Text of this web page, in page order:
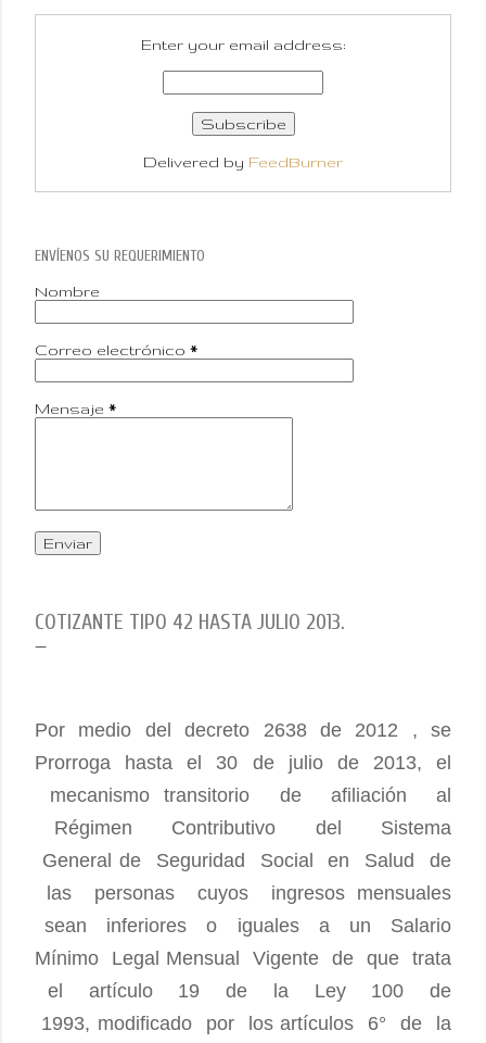
Enter your email address:
Delivered by FeedBurner
ENVÍENOS SU REQUERIMIENTO
Nombre
Correo electrónico *
Mensaje *
COTIZANTE TIPO 42 HASTA JULIO 2013.
Por medio del decreto 2638 de 2012 , se
Prorroga hasta el 30 de julio de 2013, el
mecanismotransitorio de afiliación al
Régimen Contributivo del Sistema
General de Seguridad Social en Salud de
las personas cuyos ingresos mensuales
sean inferiores o iguales a un Salario
Mínimo Legal Mensual Vigente de que trata
el artículo 19 de la Ley 100 de
1993, modificado por los artículos 6° de la